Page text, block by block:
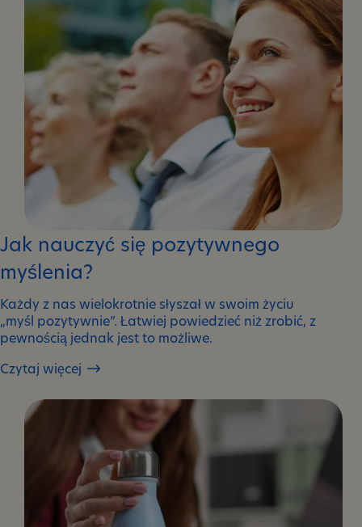
Jak nauczyć się pozytywnego
myślenia?
Każdy z nas wielokrotnie słyszał w swoim życiu
„myśl pozytywnie”. Łatwiej powiedzieć niż zrobić, z
pewnością jednak jest to możliwe.
Czytaj więcej
Jak
pozytywnego